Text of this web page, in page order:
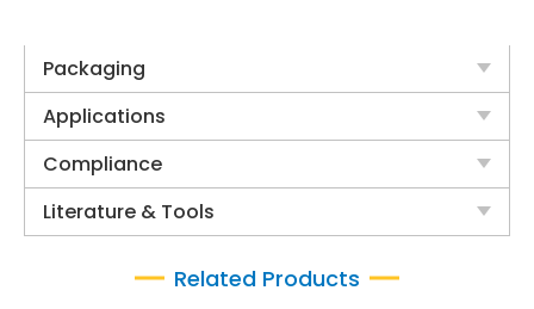
Packaging
Applications
Compliance
Literature & Tools
Related Products